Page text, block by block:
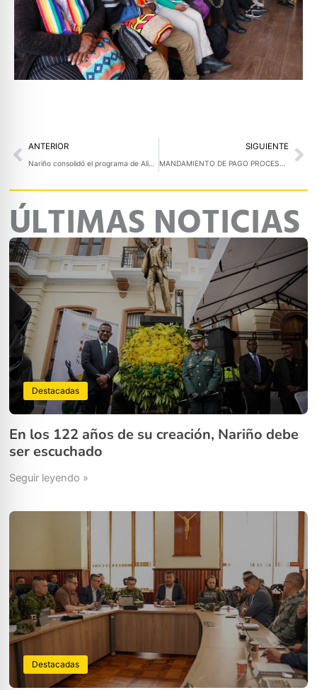
Prev
ANTERIOR SIGUIENTE
ÚLTIMAS NOTICIAS
Destacadas
En los 122 años de su creación, Nariño debe
ser escuchado
Seguir leyendo »
Destacadas